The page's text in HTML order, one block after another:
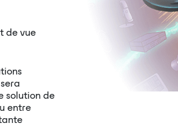
de vue
solution de
entre